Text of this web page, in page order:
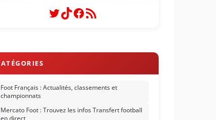
Twitter
TikTok
Facebook
Flux RSS
Foot Français : Actualités, classements et
championnats
Mercato Foot : Trouvez les infos Transfert football
en direct